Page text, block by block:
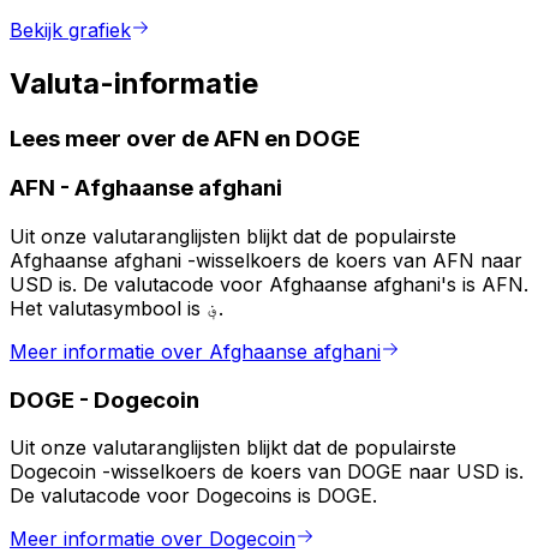
Bekijk grafiek
Valuta-informatie
Lees meer over de AFN en DOGE
AFN - Afghaanse afghani
Uit onze valutaranglijsten blijkt dat de populairste
Afghaanse afghani -wisselkoers de koers van AFN naar
USD is. De valutacode voor Afghaanse afghani's is AFN.
Het valutasymbool is ؋.
Meer informatie over Afghaanse afghani
DOGE - Dogecoin
Uit onze valutaranglijsten blijkt dat de populairste
Dogecoin -wisselkoers de koers van DOGE naar USD is.
De valutacode voor Dogecoins is DOGE.
Meer informatie over Dogecoin